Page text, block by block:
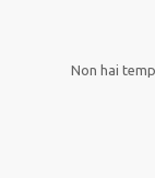
Non hai